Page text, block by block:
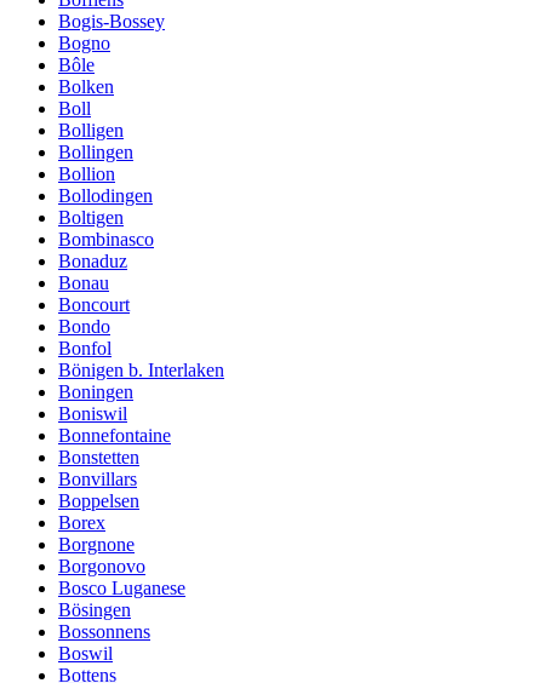
Bogis-Bossey
Bogno
Bôle
Bolken
Boll
Bolligen
Bollingen
Bollion
Bollodingen
Boltigen
Bombinasco
Bonaduz
Bonau
Boncourt
Bondo
Bonfol
Bönigen b. Interlaken
Boningen
Boniswil
Bonnefontaine
Bonstetten
Bonvillars
Boppelsen
Borex
Borgnone
Borgonovo
Bosco Luganese
Bösingen
Bossonnens
Boswil
Bottens